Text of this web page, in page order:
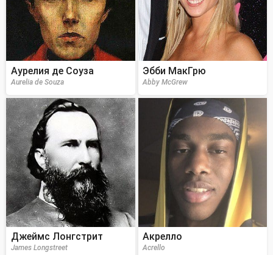
Аурелия де Соуза
Aurelia de Souza
Эбби МакГрю
Abby McGrew
Джеймс Лонгстрит
James Longstreet
Акрелло
Acrello